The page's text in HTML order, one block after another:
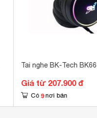
Tai nghe BK-Tech BK66
Giá từ 207.900 đ
Có 9 nơi bán